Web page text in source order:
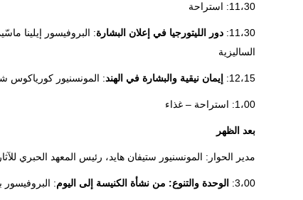
11،30: استراحة
11،30: دور الليتورجيا في إعلان البشارة: البروفيسور إيلينا
الساليزية
12،15: إيمان نيقية والبشارة في الهند: المونسنيور كورياكوس
1،00: استراحة – غذاء
بعد الظهر
مدير الحوار: المونسنيور ستيفان هايد، رئيس المعهد الحبري
3،00: الوحدة والتنوع: من نشأة الكنيسة إلى اليوم: البروفيسور